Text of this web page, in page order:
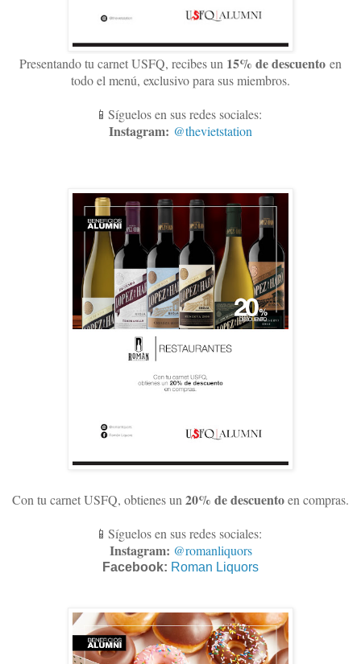
Presentando tu carnet USFQ, recibes un 15% de descuento en
todo el menú, exclusivo para sus miembros.
📱Síguelos en sus redes sociales:
Instagram: @thevietstation
Con tu carnet USFQ, obtienes un20% de descuentoen compras.
📱Síguelos en sus redes sociales:
Instagram: @romanliquors
Facebook: Roman Liquors